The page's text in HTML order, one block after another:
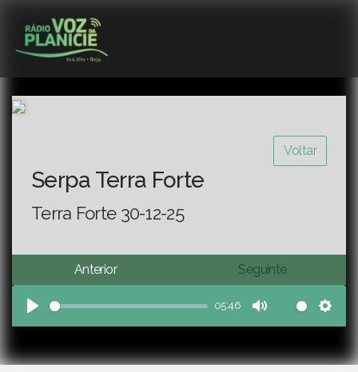
Voltar
Serpa Terra Forte
Terra Forte 30-12-25
Anterior Seguinte
Play
05:46
Mute